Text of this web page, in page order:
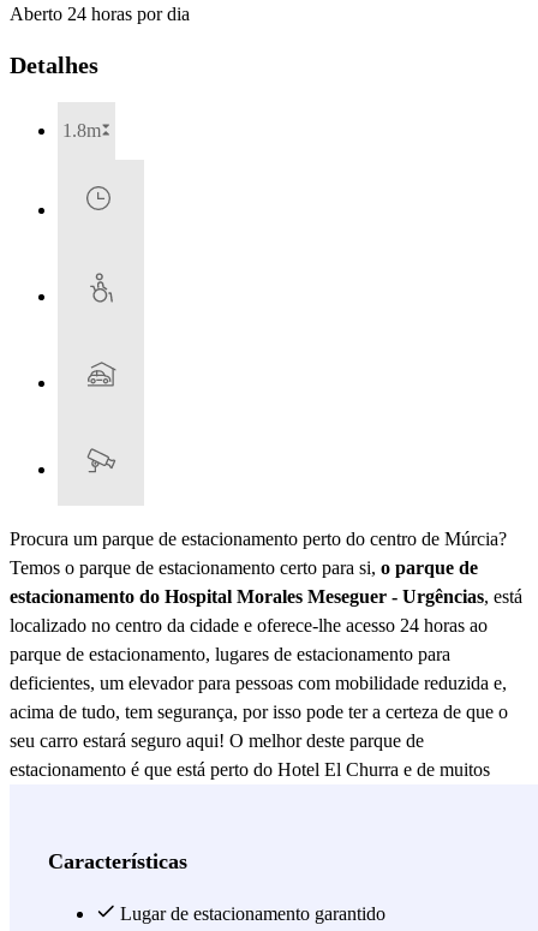
Aberto 24 horas por dia
Detalhes
1.8m
Procura um parque de estacionamento perto do centro de Múrcia?
Temos o parque de estacionamento certo para si, o parque de
estacionamento do Hospital Morales Meseguer - Urgências, está
localizado no centro da cidade e oferece-lhe acesso 24 horas ao
parque de estacionamento, lugares de estacionamento para
deficientes, um elevador para pessoas com mobilidade reduzida e,
acima de tudo, tem segurança, por isso pode ter a certeza de que o
seu carro estará seguro aqui! O melhor deste parque de
estacionamento é que está perto do Hotel El Churra e de muitos
está o supermercado Mercadona se precisar de fazer as suas
preocupe! Muito perto do parque de estacionamento do Hospital
Características
Lugar de estacionamento garantido